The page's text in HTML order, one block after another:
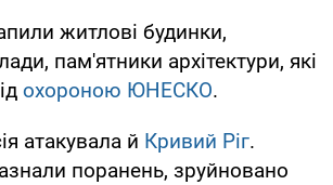
житлові будинки,
пам'ятники архітектури, які
охороною ЮНЕСКО.
атакувала й Кривий Ріг.
поранень, зруйновано